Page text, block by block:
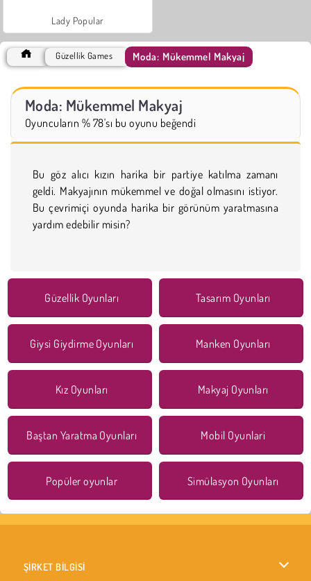
Lady Popular
Güzellik Games Moda: Mükemmel Makyaj
Moda: Mükemmel Makyaj
Oyuncuların % 78'sı bu oyunu beğendi
Bu göz alıcı kızın harika bir partiye katılma zamanı
geldi. Makyajının mükemmel ve doğal olmasını istiyor.
Bu çevrimiçi oyunda harika bir görünüm yaratmasına
yardım edebilir misin?
Güzellik Oyunları Tasarım Oyunları
Giysi Giydirme Oyunları Manken Oyunları
Kız Oyunları Makyaj Oyunları
Baştan Yaratma Oyunları Mobil Oyunlari
Popüler oyunlar Simülasyon Oyunları
ŞİRKET BİLGİSİ